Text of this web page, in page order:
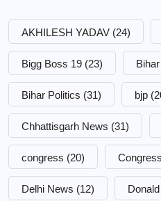
AKHILESH YADAV (24)
Bigg Boss 19 (23)
Bihar Politics (31) bjp
Chhattisgarh News (31)
congress (20)
Delhi News (12)